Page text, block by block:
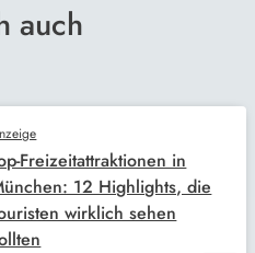
auch
Freizeitattraktionen in
12 Highlights, die
wirklich sehen